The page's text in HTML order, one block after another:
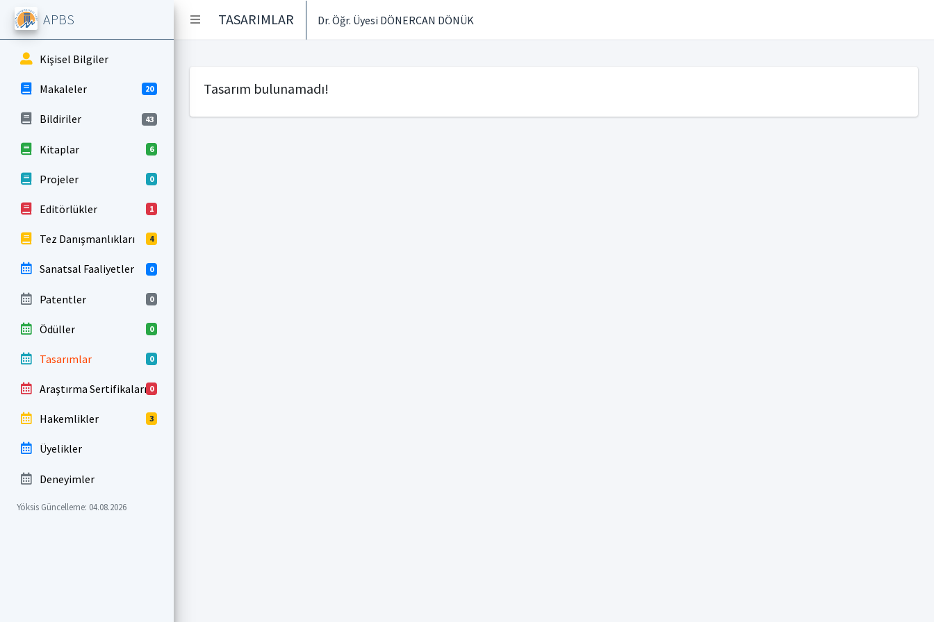
TASARIMLAR Dr. Öğr. Üyesi DÖNERCAN DÖNÜK
APBS
Kişisel Bilgiler
Makaleler 20
Bildiriler 43
Kitaplar 6
Projeler 0
Editörlükler 1
Tez Danışmanlıkları 4
Sanatsal Faaliyetler 0
Patentler 0
Ödüller 0
Tasarımlar 0
Araştırma Sertifikaları 0
Hakemlikler 3
Üyelikler
Deneyimler
Yöksis Güncelleme: 04.08.2026
Tasarım bulunamadı!